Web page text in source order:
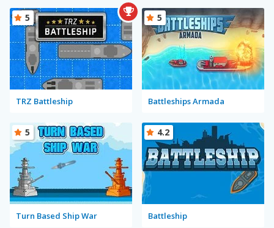
TRZ Battleship
5
Battleships Armada
5
Turn Based Ship War
5
Battleship
4.2